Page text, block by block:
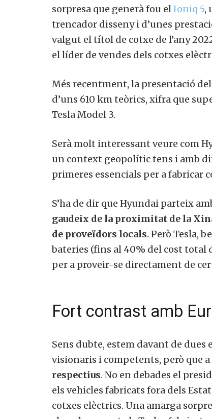
sorpresa que generà fou elIoniq 5,
trencador disseny i d’unes
valgut el títol de cotxe de l’any
el líder de vendes dels cotxes
Més recentment, la presentació
d’uns 610 km teòrics, xifra que
Tesla Model 3.
Serà molt interessant veure com
un context geopolític tens i amb
primeres essencials per a fabricar
S’ha de dir que Hyundai parteix
gaudeix de la proximitat de la
de proveïdors locals. Però Tesla,
bateries (fins al 40% del cost
per a proveir-se directament de
Fort contrast amb
Sens dubte, estem davant de
visionaris i competents, però que a
respectius. No en debades el
els vehicles fabricats fora dels
cotxes elèctrics. Una amarga